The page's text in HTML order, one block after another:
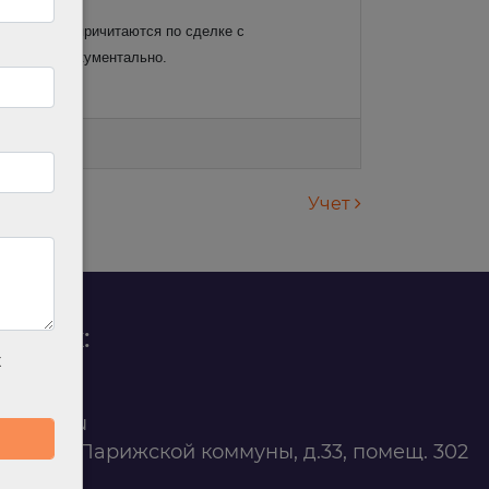
которые причитаются по сделке с
документально.
Учет
ул. Парижской коммуны, д.33, помещ. 302